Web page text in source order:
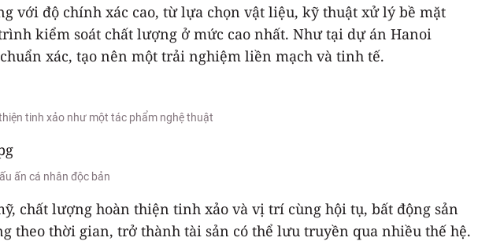
với độ chính xác cao, từ lựa chọn vật liệu, kỹ thuật xử lý bề mặt
kiểm soát chất lượng ở mức cao nhất. Như tại dự án Hanoi
xác, tạo nên một trải nghiệm liền mạch và tinh tế.
tinh xảo như một tác phẩm nghệ thuật
ấn cá nhân độc bản
chất lượng hoàn thiện tinh xảo và vị trí cùng hội tụ, bất động sản
theo thời gian, trở thành tài sản có thể lưu truyền qua nhiều thế hệ.